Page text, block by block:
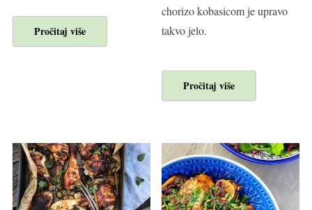
Pročitaj više
chorizo kobasicom je upravo
takvo jelo.
Pročitaj više